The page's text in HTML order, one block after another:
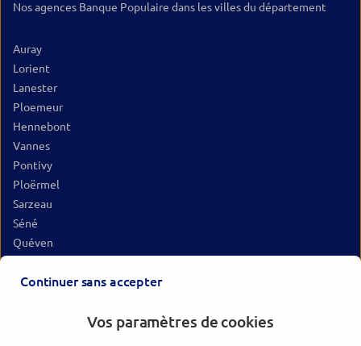
Nos agences Banque Populaire dans les villes du département
Auray
Lorient
Lanester
Ploemeur
Hennebont
Vannes
Pontivy
Ploërmel
Sarzeau
Séné
Quéven
Baud
Continuer sans accepter
Vos paramètres de cookies